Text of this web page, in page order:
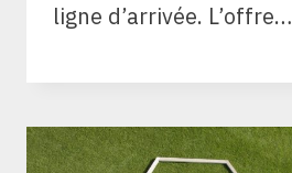
ligne d’arrivée. L’offre…